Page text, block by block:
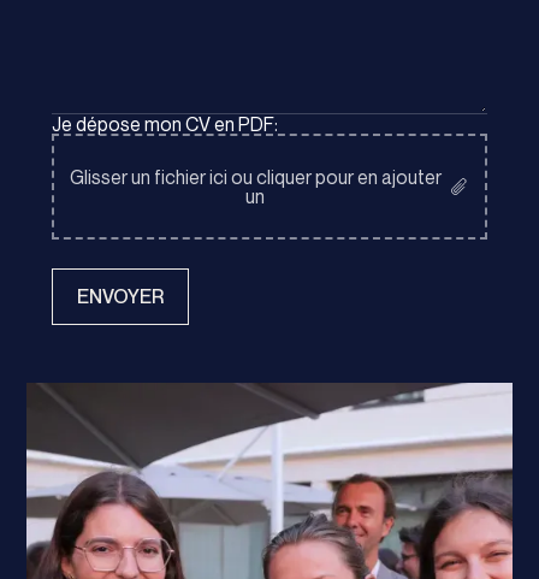
Je dépose mon CV en PDF:
Glisser un fichier ici ou cliquer pour en ajouter
un